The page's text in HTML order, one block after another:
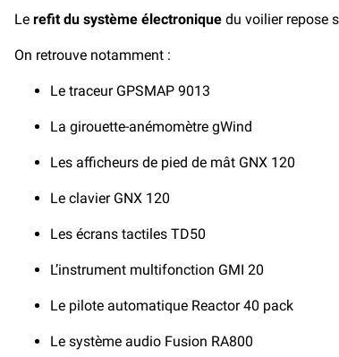
Le refit du système électronique du voilier repose
On retrouve notamment :
Le traceur GPSMAP 9013
La girouette-anémomètre gWind
Les afficheurs de pied de mât GNX 120
Le clavier GNX 120
Les écrans tactiles TD50
L’instrument multifonction GMI 20
Le pilote automatique Reactor 40 pack
Le système audio Fusion RA800